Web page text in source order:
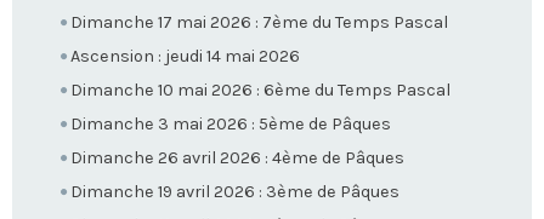
Dimanche 17 mai 2026 : 7ème du Temps Pascal
Ascension : jeudi 14 mai 2026
Dimanche 10 mai 2026 : 6ème du Temps Pascal
Dimanche 3 mai 2026 : 5ème de Pâques
Dimanche 26 avril 2026 : 4ème de Pâques
Dimanche 19 avril 2026 : 3ème de Pâques